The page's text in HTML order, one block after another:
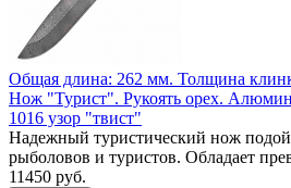
Общая длина: 262 мм. Толщина
Нож "Турист". Рукоять орех.
1016 узор "твист"
Надежный туристический нож
рыболовов и туристов. Обладает
11450 руб.